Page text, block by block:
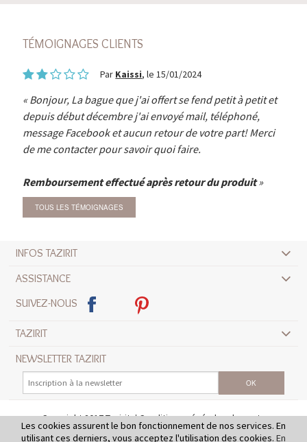
TÉMOIGNAGES CLIENTS
Par Kaissi, le 15/01/2024
Bonjour, La bague que j'ai offert se fend petit à petit et
depuis début décembre j'ai envoyé mail, téléphoné,
message Facebook et aucun retour de votre part! Merci
de me contacter pour savoir quoi faire.
Remboursement effectué après retour du produit
TOUS LES TÉMOIGNAGES
INFOS TAZIRIT
ASSISTANCE
SUIVEZ-NOUS
TAZIRIT
NEWSLETTER TAZIRIT
Copyright 2017 Tazirit
Conditions générales de vente
Mentions légales
Crédits
Les cookies assurent le bon fonctionnement de nos services. En
utilisant ces derniers, vous acceptez l'utilisation des cookies. En